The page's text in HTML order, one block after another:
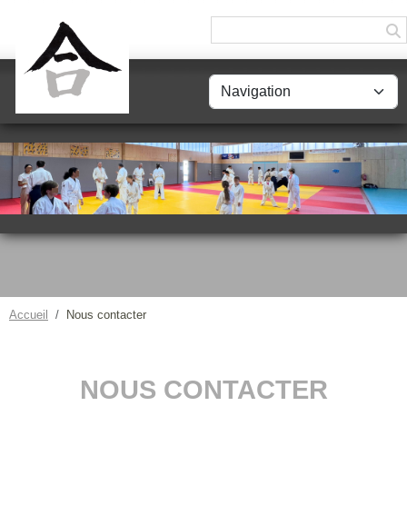
Accueil Nous contacter
NOUS CONTACTER